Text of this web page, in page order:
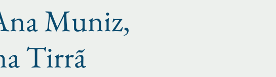
Muniz,
Tirrã